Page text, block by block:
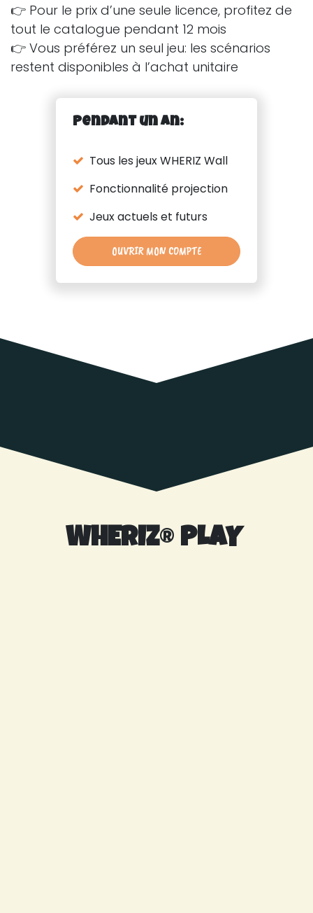
👉 Pour le prix d’une seule licence, profitez de
tout le catalogue pendant 12 mois
👉 Vous préférez un seul jeu: les scénarios
restent disponibles à l’achat unitaire
Pendant un an:
Tous les jeux WHERIZ Wall
Fonctionnalité projection
Jeux actuels et futurs
OUVRIR MON COMPTE
WHERIZ® PLAY